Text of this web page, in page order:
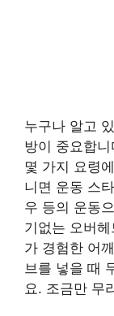
누구나 알고
방이 중요합
몇 가지 요령
니면 운동 스
우 등의 운동
기없는 오버
가 경험한 어
브를 넣을 때
요. 조금만 무